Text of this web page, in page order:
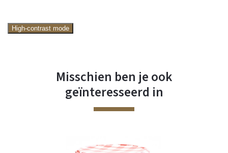
High-contrast mode
Misschien ben je ook
geïnteresseerd in